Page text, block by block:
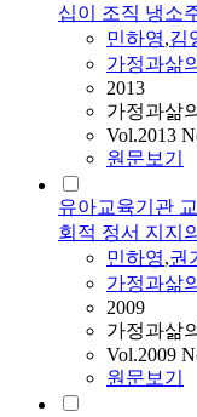
십이 조직 냉소
민하영,김
가정과삶
2013
가정과삶
Vol.2013
원문보기
유아교육기관
회적 정서 지지
민하영,권
가정과삶
2009
가정과삶
Vol.2009
원문보기